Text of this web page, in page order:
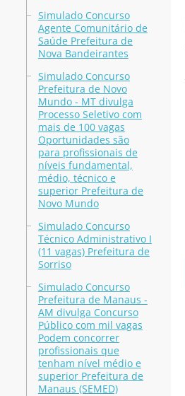
Simulado Concurso
Agente Comunitário de
Saúde Prefeitura de
Nova Bandeirantes
Simulado Concurso
Prefeitura de Novo
Mundo - MT divulga
Processo Seletivo com
mais de 100 vagas
Oportunidades são
para profissionais de
níveis fundamental,
médio, técnico e
superior Prefeitura de
Novo Mundo
Simulado Concurso
Técnico Administrativo I
(11 vagas) Prefeitura de
Sorriso
Simulado Concurso
Prefeitura de Manaus -
AM divulga Concurso
Público com mil vagas
Podem concorrer
profissionais que
tenham nível médio e
superior Prefeitura de
Manaus (SEMED)